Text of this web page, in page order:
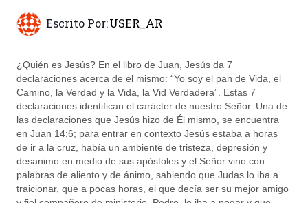
Escrito Por:USER_AR
¿Quién es Jesús? En el libro de Juan, Jesús da 7
declaraciones acerca de el mismo: “Yo soy el pan de Vida, el
Camino, la Verdad y la Vida, la Vid Verdadera”. Estas 7
declaraciones identifican el carácter de nuestro Señor. Una de
las declaraciones que Jesús hizo de Él mismo, se encuentra
en Juan 14:6; para entrar en contexto Jesús estaba a horas
de ir a la cruz, había un ambiente de tristeza, depresión y
desanimo en medio de sus apóstoles y el Señor vino con
palabras de aliento y de ánimo, sabiendo que Judas lo iba a
traicionar, que a pocas horas, el que decía ser su mejor amigo